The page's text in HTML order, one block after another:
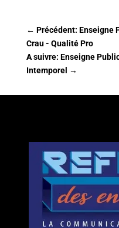
← Précédent: Enseigne
Crau - Qualité Pro
A suivre: Enseigne
Intemporel →